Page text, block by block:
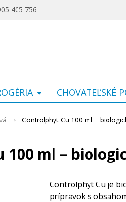
405 756
CHOVATEĽSKÉ
Controlphyt Cu 100 ml –
100 ml –
Controlphyt Cu je
prípravok s